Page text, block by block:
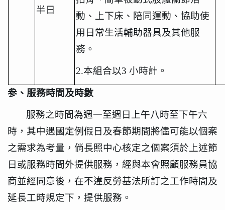
半日
動、上下床、陪同運動、協助使
用日常生活輔助器具及其他服
務。
2.本組合以3 小時計。
参、服務時間及時數
服務之時間為週一至週日上午八時至下午六
時，其中遇國定例假日及春節期間將儘可能以個案
之需求為考量，倘長照中心核定之個案須於上述節
日或服務時間外提供服務，經與本會照顧服務員協
商並經同意後，在不違反勞基法所訂之工作時間及
延長工時規定下，提供服務。